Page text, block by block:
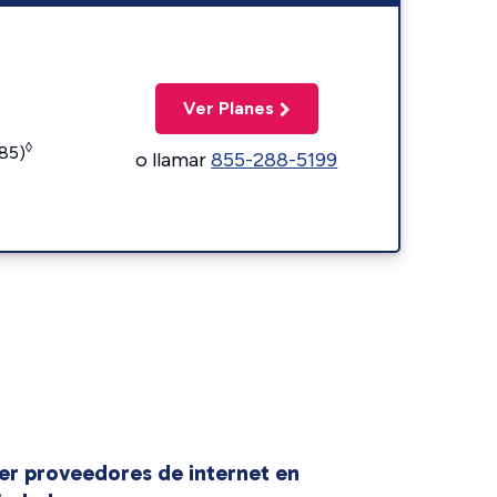
◊
Ver Planes
o llamar855-288-5199
proveedores de internet en